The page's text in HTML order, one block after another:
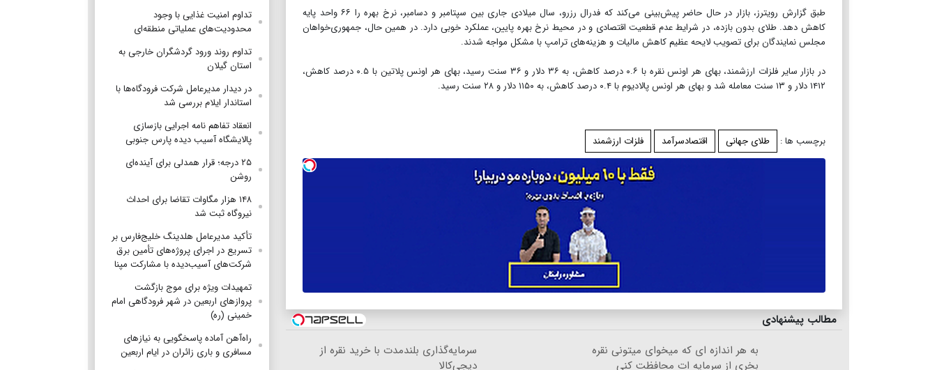
طبق گزارش رویترز، بازار در حال حاضر پیش‌بینی می‌کند که فدرال رزرو، سال میلادی جاری بین سپتامبر و دسامبر، نرخ بهره را ۶۶ واحد پایه
کاهش دهد. طلای بدون بازده، در شرایط عدم قطعیت اقتصادی و در محیط نرخ بهره پایین، عملکرد خوبی دارد. در همین حال، جمهوری‌خواهان
مجلس نمایندگان برای تصویب لایحه عظیم کاهش مالیات و هزینه‌های ترامپ با مشکل مواجه شدند.
در بازار سایر فلزات ارزشمند، بهای هر اونس نقره با ۰.۶ درصد کاهش، به ۳۶ دلار و ۳۶ سنت رسید، بهای هر اونس پلاتین با ۰.۵ درصد کاهش،
۱۴۱۲ دلار و ۱۳ سنت معامله شد و بهای هر اونس پالادیوم با ۰.۴ درصد کاهش، به ۱۱۵۰ دلار و ۲۸ سنت رسید.
برچسب ها : طلای جهانی اقتصادسرآمد فلزات ارزشمند
مطالب پیشنهادی
به هر اندازه ای که میخوای میتونی نقره
بخری از سرمایه ات محافظت کنی
سرمایه‌گذاری بلندمدت با خرید نقره از
دیجی‌کالا
تداوم امنیت غذایی با وجود
محدودیت‌های عملیاتی منطقه‌ای
تداوم روند ورود گردشگران خارجی به
استان گیلان
در دیدار مدیرعامل شرکت فرودگاه‌ها با
استاندار ایلام بررسی شد
انعقاد تفاهم نامه اجرایی بازسازی
پالایشگاه آسیب دیده پارس جنوبی
۲۵ درجه؛ قرار همدلی برای آینده‌ای
روشن
۱۴۸ هزار مگاوات تقاضا برای احداث
نیروگاه ثبت شد
تأکید مدیرعامل هلدینگ خلیج‌فارس بر
تسریع در اجرای پروژه‌های تأمین برق
شرکت‌های آسیب‌دیده با مشارکت مپنا
تمهیدات ویژه برای موج بازگشت
پروازهای اربعین در شهر فرودگاهی امام
خمینی (ره)
راه‌آهن آماده پاسخگویی به نیازهای
مسافری و باری زائران در ایام اربعین